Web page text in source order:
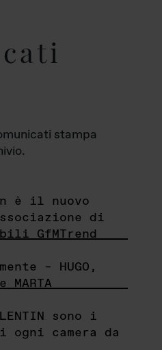
stampa
è il nuovo
di
GfMTrend
– HUGO,
MARTA
sono i
camera da